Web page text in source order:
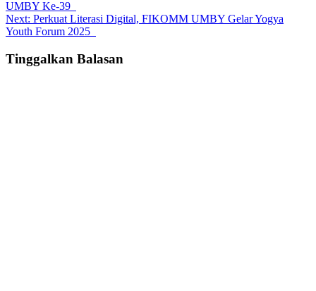
navigation
UMBY Ke-39
Next: Perkuat Literasi Digital, FIKOMM UMBY Gelar Yogya
Youth Forum 2025
Tinggalkan Balasan